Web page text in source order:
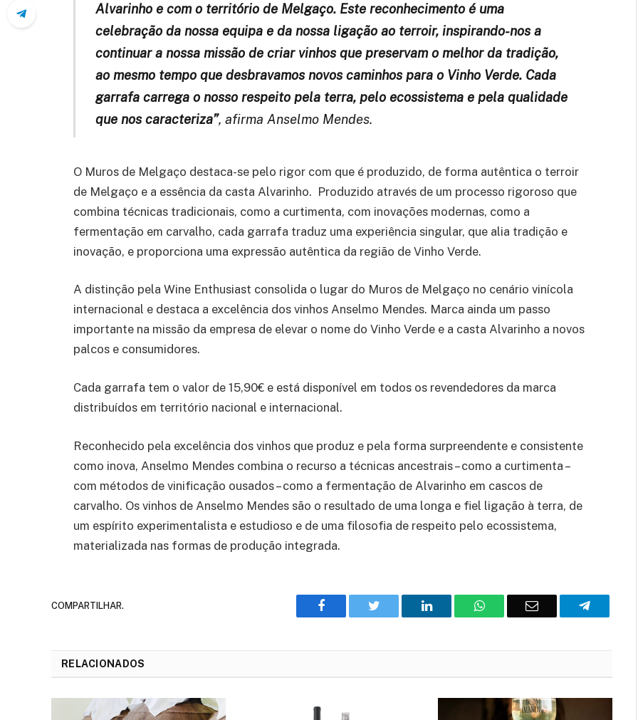
Alvarinho e com o território de Melgaço. Este reconhecimento é uma
celebração da nossa equipa e da nossa ligação ao terroir, inspirando-nos a
continuar a nossa missão de criar vinhos que preservam o melhor da tradição,
ao mesmo tempo que desbravamos novos caminhos para o Vinho Verde. Cada
garrafa carrega o nosso respeito pela terra, pelo ecossistema e pela qualidade
que nos caracteriza”, afirma Anselmo Mendes.
O Muros de Melgaço destaca-se pelo rigor com que é produzido, de forma autêntica o terroir
de Melgaço e a essência da casta Alvarinho. Produzido através de um processo rigoroso que
combina técnicas tradicionais, como a curtimenta, com inovações modernas, como a
fermentação em carvalho, cada garrafa traduz uma experiência singular, que alia tradição e
inovação, e proporciona uma expressão autêntica da região de Vinho Verde.
A distinção pela Wine Enthusiast consolida o lugar do Muros de Melgaço no cenário vinícola
internacional e destaca a excelência dos vinhos Anselmo Mendes. Marca ainda um passo
importante na missão da empresa de elevar o nome do Vinho Verde e a casta Alvarinho a novos
palcos e consumidores.
Cada garrafa tem o valor de 15,90€ e está disponível em todos os revendedores da marca
distribuídos em território nacional e internacional.
Reconhecido pela excelência dos vinhos que produz e pela forma surpreendente e consistente
como inova, Anselmo Mendes combina o recurso a técnicas ancestrais – como a curtimenta –
com métodos de vinificação ousados – como a fermentação de Alvarinho em cascos de
carvalho. Os vinhos de Anselmo Mendes são o resultado de uma longa e fiel ligação à terra, de
um espírito experimentalista e estudioso e de uma filosofia de respeito pelo ecossistema,
materializada nas formas de produção integrada.
COMPARTILHAR. Facebook Twitter
O
WhatsAppE-
Telegrama
RELACIONADOS